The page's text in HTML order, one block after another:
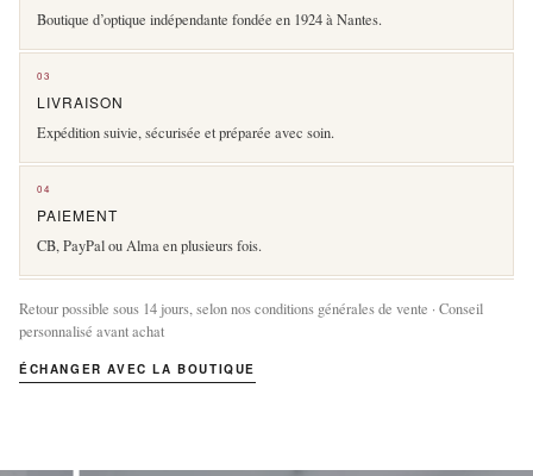
Boutique d’optique indépendante fondée en 1924 à Nantes.
03
LIVRAISON
Expédition suivie, sécurisée et préparée avec soin.
04
PAIEMENT
CB, PayPal ou Alma en plusieurs fois.
Retour possible sous 14 jours, selon nos conditions générales de vente · Conseil
personnalisé avant achat
ÉCHANGER AVEC LA BOUTIQUE